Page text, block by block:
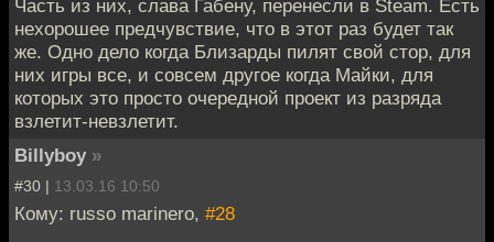
Часть из них, слава Габену, перенесли в Steam. Есть
нехорошее предчувствие, что в этот раз будет так
же. Одно дело когда Близарды пилят свой стор, для
них игры все, и совсем другое когда Майки, для
которых это просто очередной проект из разряда
взлетит-невзлетит.
Billyboy »
#30 | 13.03.16 10:50
Кому: russo marinero, #28